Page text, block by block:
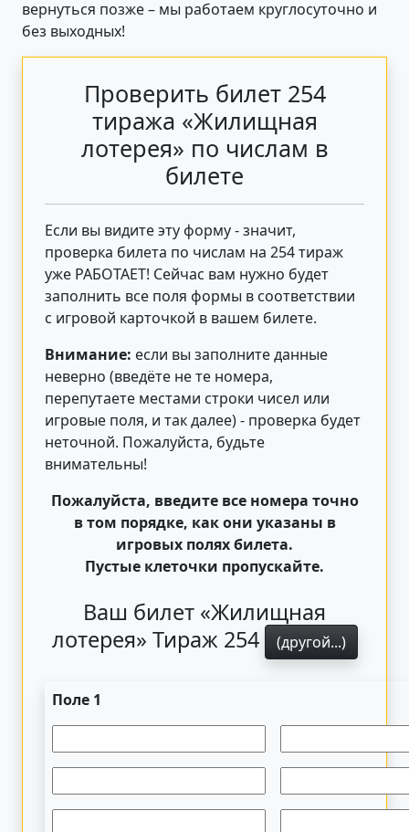
вернуться позже – мы работаем круглосуточно и
без выходных!
Проверить билет 254
тиража «Жилищная
лотерея» по числам в
билете
Если вы видите эту форму - значит,
проверка билета по числам на 254 тираж
уже РАБОТАЕТ! Сейчас вам нужно будет
заполнить все поля формы в соответствии
с игровой карточкой в вашем билете.
Внимание: если вы заполните данные
неверно (введёте не те номера,
перепутаете местами строки чисел или
игровые поля, и так далее) - проверка будет
неточной. Пожалуйста, будьте
внимательны!
Пожалуйста, введите все номера точно
в том порядке, как они указаны в
игровых полях билета.
Пустые клеточки пропускайте.
Ваш билет «Жилищная
лотерея» Тираж 254
(другой...)
Поле 1